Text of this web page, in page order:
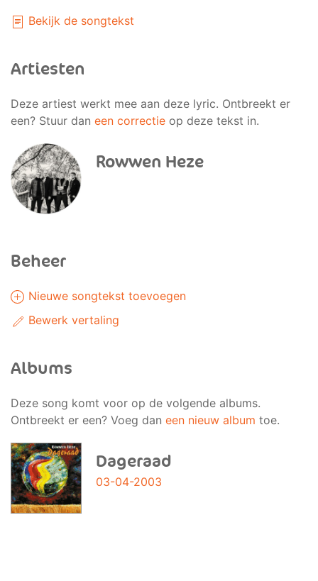
Bekijk de songtekst
Artiesten
Deze artiest werkt mee aan deze lyric. Ontbreekt er
een? Stuur dan een correctie op deze tekst in.
Rowwen Heze
Beheer
Nieuwe songtekst toevoegen
Bewerk vertaling
Albums
Deze song komt voor op de volgende albums.
Ontbreekt er een? Voeg dan een nieuw album toe.
Dageraad
03-04-2003